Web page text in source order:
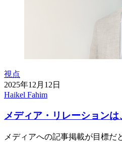
視点
2025年12月12日
Haikel Fahim
メディア・リレーション
メディアへの記事掲載が目標だ